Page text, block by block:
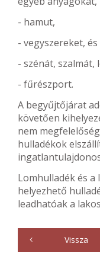
- hamut,
- vegyszereket,
- szénát, szalmát,
- fűrészport.
A begyűjtőjárat
követően
nem
hulladékok
Lomhulladék és
helyezhető
leadhatóak a
Vissza